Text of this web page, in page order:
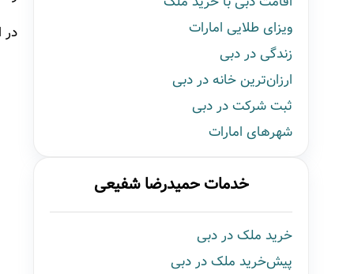
ویزای طلایی امارات
زندگی در دبی
ارزان‌ترین خانه در دبی
ثبت شرکت در دبی
شهرهای امارات
خدمات حمیدرضا شفیعی
خرید ملک در دبی
پیش‌خرید ملک در دبی
در